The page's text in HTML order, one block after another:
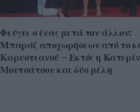
Φεύγει ο ένας μετά τον άλλον:
Μπαράζ αποχωρήσεων από το
Καρυστιανού – Εκτός η
Μουτσάτσου και δύο μέλη